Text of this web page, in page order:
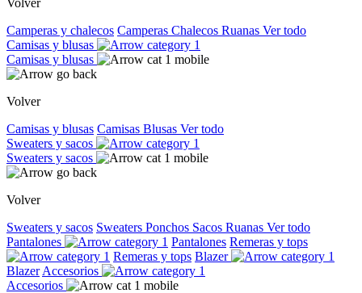
Volver
Camperas y chalecos Camperas Chalecos Ruanas Ver todo
Camisas y blusas
Camisas y blusas
Volver
Camisas y blusas Camisas Blusas Ver todo
Sweaters y sacos
Sweaters y sacos
Volver
Sweaters y sacos Sweaters Ponchos Sacos Ruanas Ver todo
Pantalones
Pantalones Remeras y tops
Remeras y tops Blazer
Blazer Accesorios
Accesorios